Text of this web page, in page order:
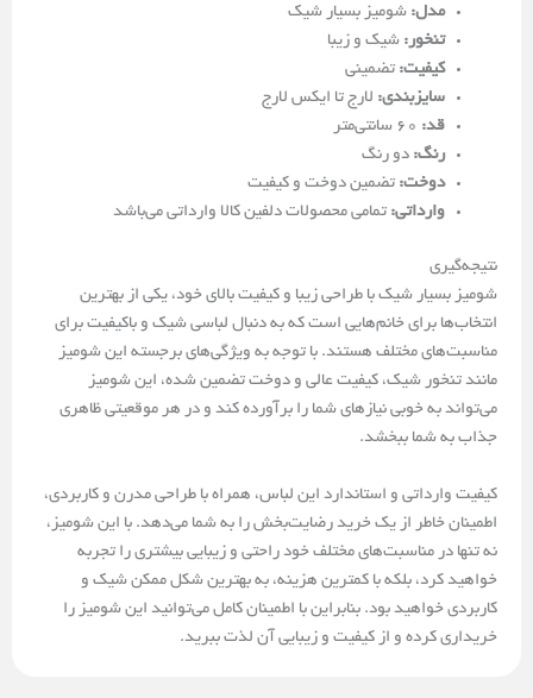
مدل: شومیز بسیار شیک
تنخور: شیک و زیبا
کیفیت: تضمینی
سایزبندی: لارج تا ایکس لارج
قد:
رنگ: دو رنگ
دوخت: تضمین دوخت و کیفیت
وارداتی: تمامی محصولات دلفین کالا وارداتی می‌باشد
نتیجه‌گیری
شومیز بسیار شیک با طراحی زیبا و کیفیت بالای خود، یکی از بهترین
انتخاب‌ها برای خانم‌هایی است که به دنبال لباسی شیک و باکیفیت برای
مناسبت‌های مختلف هستند. با توجه به ویژگی‌های برجسته این شومیز
مانند تنخور شیک، کیفیت عالی و دوخت تضمین شده، این شومیز
می‌تواند به خوبی نیازهای شما را برآورده کند و در هر موقعیتی ظاهری
جذاب به شما ببخشد.
کیفیت وارداتی و استاندارد این لباس، همراه با طراحی مدرن و کاربردی،
اطمینان خاطر از یک خرید رضایت‌بخش را به شما می‌دهد. با این شومیز،
نه تنها در مناسبت‌های مختلف خود راحتی و زیبایی بیشتری را تجربه
خواهید کرد، بلکه با کمترین هزینه، به بهترین شکل ممکن شیک و
کاربردی خواهید بود. بنابراین با اطمینان کامل می‌توانید این شومیز را
خریداری کرده و از کیفیت و زیبایی آن لذت ببرید.